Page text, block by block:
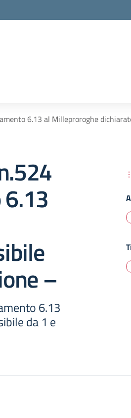
6.13 al Milleproroghe
–
6.13
da 1 e